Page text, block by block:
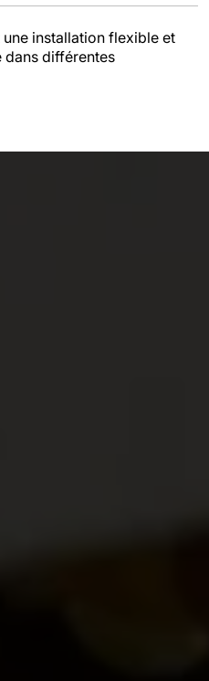
installation flexible et
dans différentes